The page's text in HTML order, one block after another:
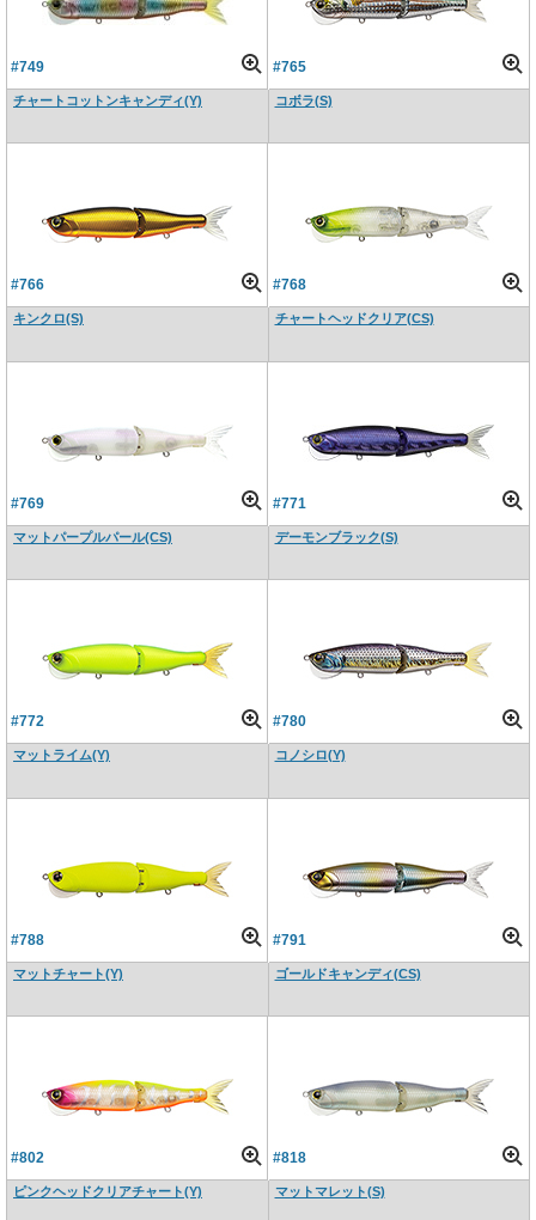
#749
チャートコットンキャンディ(Y)
#765
コボラ(S)
#766
キンクロ(S)
#768
チャートヘッドクリア(CS)
#769
マットパープルパール(CS)
#771
デーモンブラック(S)
#772
マットライム(Y)
#780
コノシロ(Y)
#788
マットチャート(Y)
#791
ゴールドキャンディ(CS)
#802
ピンクヘッドクリアチャート(Y)
#818
マットマレット(S)